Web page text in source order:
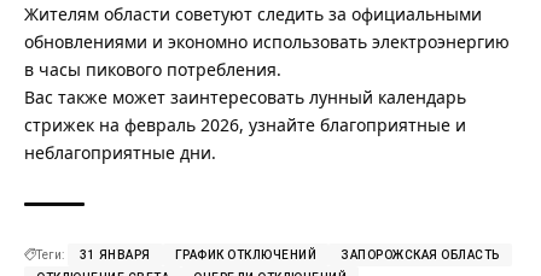
Жителям области советуют следить за официальными
обновлениями и экономно использовать электроэнергию
в часы пикового потребления.
Вас также может заинтересовать лунный календарь
стрижек на февраль 2026, узнайте благоприятные и
неблагоприятные дни.
Теги: 31 ЯНВАРЯ ГРАФИК ОТКЛЮЧЕНИЙ
ЗАПОРОЖСКАЯ ОБЛАСТЬ